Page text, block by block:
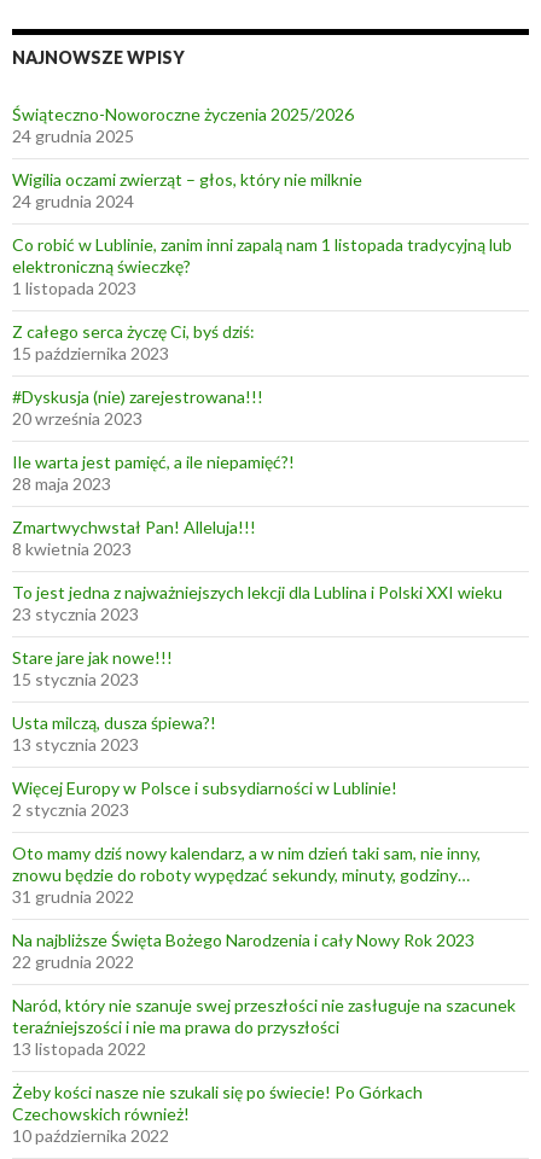
o
e
g
A
a
!
!
NAJNOWSZE WPISY
Świąteczno-Noworoczne życzenia 2025/2026
24 grudnia 2025
Wigilia oczami zwierząt – głos, który nie milknie
24 grudnia 2024
Co robić w Lublinie, zanim inni zapalą nam 1 listopada tradycyjną lub
elektroniczną świeczkę?
1 listopada 2023
Z całego serca życzę Ci, byś dziś:
15 października 2023
#Dyskusja (nie) zarejestrowana!!!
20 września 2023
Ile warta jest pamięć, a ile niepamięć?!
28 maja 2023
Zmartwychwstał Pan! Alleluja!!!
8 kwietnia 2023
To jest jedna z najważniejszych lekcji dla Lublina i Polski XXI wieku
23 stycznia 2023
Stare jare jak nowe!!!
15 stycznia 2023
Usta milczą, dusza śpiewa?!
13 stycznia 2023
Więcej Europy w Polsce i subsydiarności w Lublinie!
2 stycznia 2023
Oto mamy dziś nowy kalendarz, a w nim dzień taki sam, nie inny,
znowu będzie do roboty wypędzać sekundy, minuty, godziny…
31 grudnia 2022
Na najbliższe Święta Bożego Narodzenia i cały Nowy Rok 2023
22 grudnia 2022
Naród, który nie szanuje swej przeszłości nie zasługuje na szacunek
teraźniejszości i nie ma prawa do przyszłości
13 listopada 2022
Żeby kości nasze nie szukali się po świecie! Po Górkach
Czechowskich również!
10 października 2022